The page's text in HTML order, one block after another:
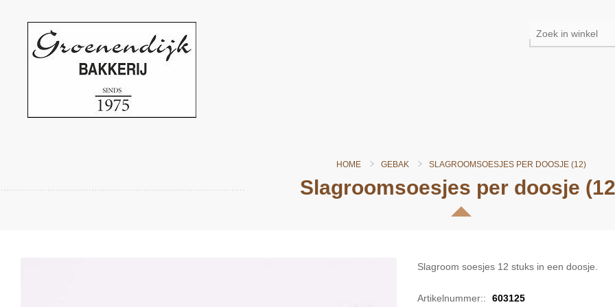
HOME GEBAK SLAGROOMSOESJES PER DOOSJE (12)
Slagroomsoesjes per doosje
Slagroom soesjes 12 stuks in een doosje.
Artikelnummer:: 603125